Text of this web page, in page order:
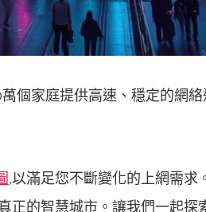
個家庭提供高速、穩定的網
,以滿足您不斷變化的上網需求
正的智慧城市。讓我們一起